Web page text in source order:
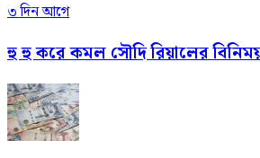
৩ দিন আগে
হু হু করে কমল সৌদি রিয়ালের